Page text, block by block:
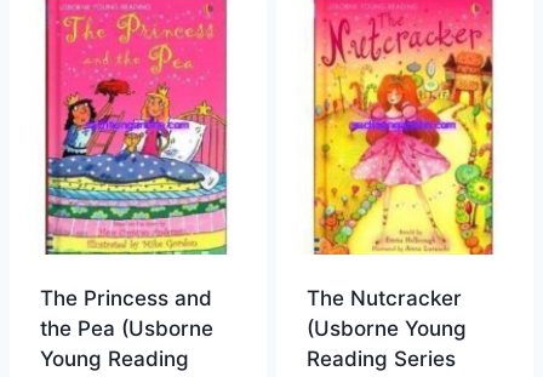
The Princess and
the Pea (Usborne
Young Reading
The Nutcracker
(Usborne Young
Reading Series